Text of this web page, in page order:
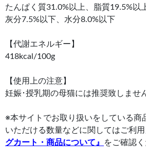
たんぱく質31.0%以上、脂質19.5%以
灰分7.5%以下、水分8.0%以下
【代謝エネルギー】
418kcal/100g
【使用上の注意】
妊娠･授乳期の母猫には推奨致しませ
※本サイトでお取り扱いをしている商
いただける数量などに関してはご利用
グカート・商品について』
をご確認く